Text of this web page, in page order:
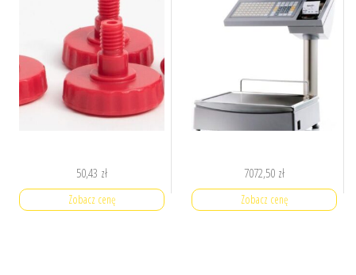
50,43 zł
Zobacz cenę
7072,50 zł
Zobacz cenę